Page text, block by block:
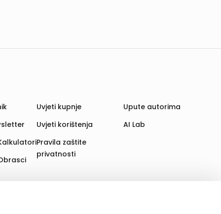
Uvjeti kupnje
Uvjeti korištenja
Pravila zaštite
privatnosti
Upute autorima
AI Lab